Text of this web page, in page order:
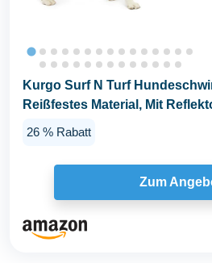
Kurgo Surf N Turf
Reißfestes Material, Mit
26 % Rabatt
Zum